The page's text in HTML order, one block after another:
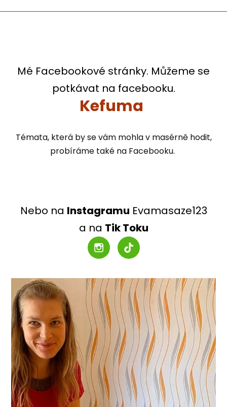
Mé Facebookové stránky. Můžeme se
potkávat na facebooku.
Kefuma
Témata, která by se vám mohla v masérně hodit,
probíráme také na Facebooku.
Nebo na Instagramu Evamasaze123
a na Tik Toku